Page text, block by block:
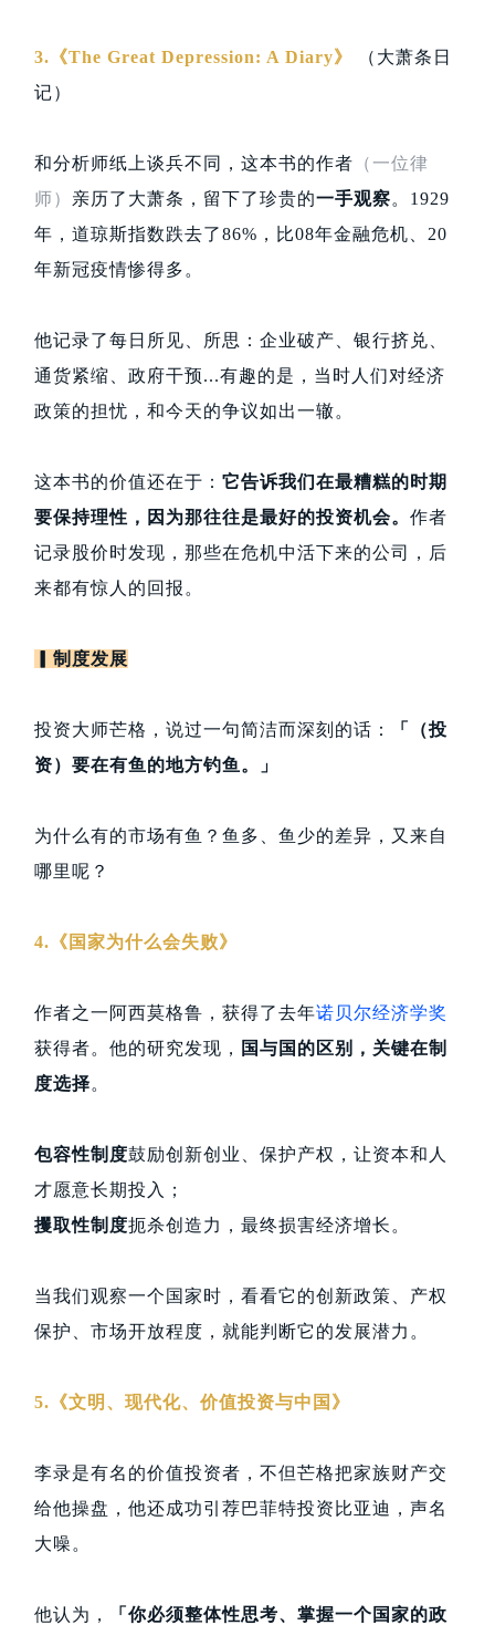
3.《The Great Depression: A Diary》
（大萧条日
记）
和分析师纸上谈兵不同，这本书的作者 （一位律
师） 亲历了大萧条，留下了珍贵的一手观察。1929
年，道琼斯指数跌去了86%，比08年金融危机、20
年新冠疫情惨得多。
他记录了每日所见、所思：企业破产、银行挤兑、
通货紧缩、政府干预...有趣的是，当时人们对经济
政策的担忧，和今天的争议如出一辙。
这本书的价值还在于： 它告诉我们在最糟糕的时期
要保持理性，因为那往往是最好的投资机会。 作者
记录股价时发现，那些在危机中活下来的公司，后
来都有惊人的回报。
▎制度发展
投资大师芒格，说过一句简洁而深刻的话：
「（投
资）要在有鱼的地方钓鱼。」
为什么有的市场有鱼？鱼多、鱼少的差异，又来自
哪里呢？
4.《国家为什么会失败》
作者之一阿西莫格鲁，获得了去年诺贝尔经济学奖
获得者。他的研究发现，
国与国的区别，关键在制
度选择。
包容性制度鼓励创新创业、保护产权，让资本和人
才愿意长期投入；
攫取性制度扼杀创造力，最终损害经济增长。
当我们观察一个国家时，看看它的创新政策、产权
保护、市场开放程度，就能判断它的发展潜力。
5.《文明、现代化、价值投资与中国》
李录是有名的价值投资者，不但芒格把家族财产交
给他操盘，他还成功引荐巴菲特投资比亚迪，声名
大噪。
他认为，
「你必须整体性思考、掌握一个国家的政